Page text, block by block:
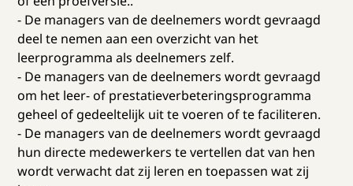
- De managers van de deelnemers wordt gevraagd
deel te nemen aan een overzicht van het
leerprogramma als deelnemers zelf.
- De managers van de deelnemers wordt gevraagd
om het leer- of prestatieverbeteringsprogramma
geheel of gedeeltelijk uit te voeren of te faciliteren.
- De managers van de deelnemers wordt gevraagd
hun directe medewerkers te vertellen dat van hen
wordt verwacht dat zij leren en toepassen wat zij